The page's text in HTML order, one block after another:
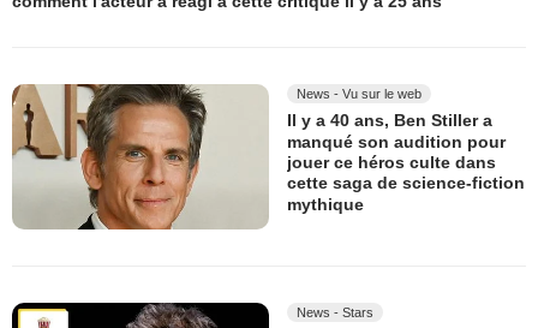
News - Vu sur le web
Il y a 40 ans, Ben Stiller a
manqué son audition pour
jouer ce héros culte dans
cette saga de science-fiction
mythique
News - Stars